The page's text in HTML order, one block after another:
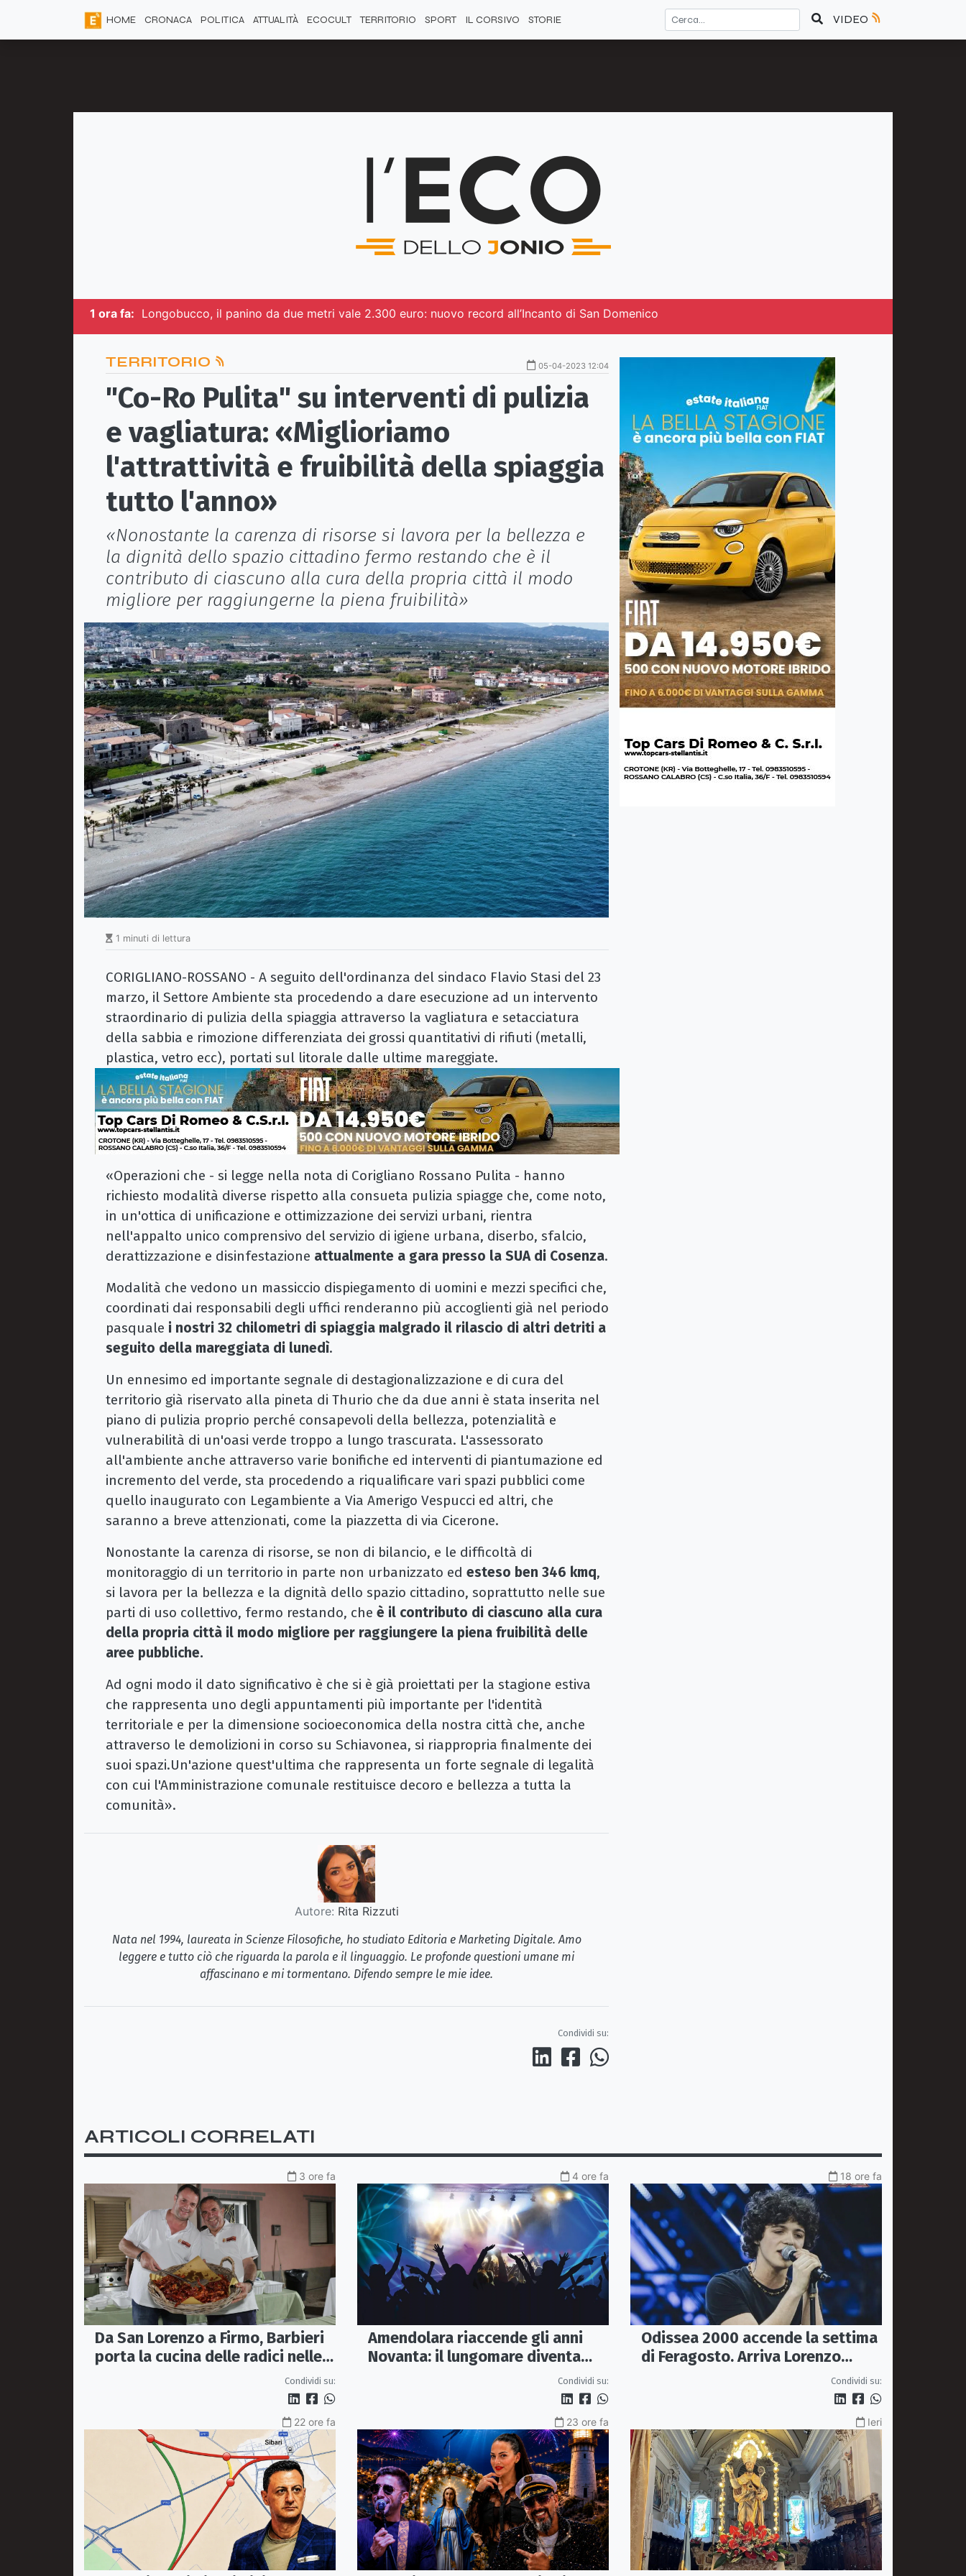
HOME CRONACA POLITICA ATTUALITÀ ECOCULT TERRITORIO SPORT IL CORSIVO STORIE VIDEO
1 ora fa: Longobucco, il panino da due metri vale 2.300 euro: nuovo record all’Incanto di San Domenico
TERRITORIO 05-04-2023 12:04
"Co-Ro Pulita" su interventi di pulizia
e vagliatura: «Miglioriamo
l'attrattività e fruibilità della spiaggia
tutto l'anno»
«Nonostante la carenza di risorse si lavora per la bellezza e
la dignità dello spazio cittadino fermo restando che è il
contributo di ciascuno alla cura della propria città il modo
migliore per raggiungerne la piena fruibilità»
1 minuti di lettura
CORIGLIANO-ROSSANO - A seguito dell'ordinanza del sindaco Flavio Stasi del 23
marzo, il Settore Ambiente sta procedendo a dare esecuzione ad un intervento
straordinario di pulizia della spiaggia attraverso la vagliatura e setacciatura
della sabbia e rimozione differenziata dei grossi quantitativi di rifiuti (metalli,
plastica, vetro ecc), portati sul litorale dalle ultime mareggiate.
«Operazioni che - si legge nella nota di Corigliano Rossano Pulita - hanno
richiesto modalità diverse rispetto alla consueta pulizia spiagge che, come noto,
in un'ottica di unificazione e ottimizzazione dei servizi urbani, rientra
nell'appalto unico comprensivo del servizio di igiene urbana, diserbo, sfalcio,
derattizzazione e disinfestazione attualmente a gara presso la SUA di Cosenza.
Modalità che vedono un massiccio dispiegamento di uomini e mezzi specifici che,
coordinati dai responsabili degli uffici renderanno più accoglienti già nel periodo
pasquale i nostri 32 chilometri di spiaggia malgrado il rilascio di altri detriti a
seguito della mareggiata di lunedì.
Un ennesimo ed importante segnale di destagionalizzazione e di cura del
territorio già riservato alla pineta di Thurio che da due anni è stata inserita nel
piano di pulizia proprio perché consapevoli della bellezza, potenzialità e
vulnerabilità di un'oasi verde troppo a lungo trascurata. L'assessorato
all'ambiente anche attraverso varie bonifiche ed interventi di piantumazione ed
incremento del verde, sta procedendo a riqualificare vari spazi pubblici come
quello inaugurato con Legambiente a Via Amerigo Vespucci ed altri, che
saranno a breve attenzionati, come la piazzetta di via Cicerone.
Nonostante la carenza di risorse, se non di bilancio, e le difficoltà di
monitoraggio di un territorio in parte non urbanizzato ed esteso ben 346 kmq,
si lavora per la bellezza e la dignità dello spazio cittadino, soprattutto nelle sue
parti di uso collettivo, fermo restando, che è il contributo di ciascuno alla cura
della propria città il modo migliore per raggiungere la piena fruibilità delle
aree pubbliche.
Ad ogni modo il dato significativo è che si è già proiettati per la stagione estiva
che rappresenta uno degli appuntamenti più importante per l'identità
territoriale e per la dimensione socioeconomica della nostra città che, anche
attraverso le demolizioni in corso su Schiavonea, si riappropria finalmente dei
suoi spazi.Un'azione quest'ultima che rappresenta un forte segnale di legalità
con cui l'Amministrazione comunale restituisce decoro e bellezza a tutta la
comunità».
Autore: Rita Rizzuti
Nata nel 1994, laureata in Scienze Filosofiche, ho studiato Editoria e Marketing Digitale. Amo
leggere e tutto ciò che riguarda la parola e il linguaggio. Le profonde questioni umane mi
affascinano e mi tormentano. Difendo sempre le mie idee.
Condividi su:
ARTICOLI CORRELATI
3 ore fa
Da San Lorenzo a Firmo, Barbieri
porta la cucina delle radici nelle
Condividi su:
4 ore fa
Amendolara riaccende gli anni
Novanta: il lungomare diventa
una discoteca a cielo apertoCondividi su:
18 ore fa
Odissea 2000 accende la settima
di Feragosto. Arriva Lorenzo
Condividi su:
22 ore fa 23 ore fa Ieri